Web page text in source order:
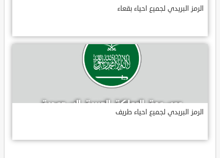
الرمز البريدي لجميع احياء بقعاء
الرمز البريدي لجميع احياء طريف